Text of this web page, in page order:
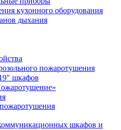
кухонного оборудования
дыхания
пожаротушения
шкафов
шкафов и